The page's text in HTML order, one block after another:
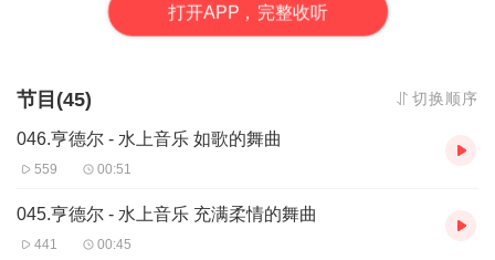
打开APP，完整收听
节目(45) 切换顺序
046.亨德尔 - 水上音乐 如歌的舞曲
559 00:51
045.亨德尔 - 水上音乐 充满柔情的舞曲
441 00:45